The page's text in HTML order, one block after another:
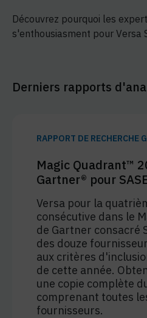
Découvrez pourquoi les
s'enthousiasment pour Versa
Derniers rapports
RAPPORT DE RECHERCHE
Magic Quadrant™
Gartner® pour
Versa pour la
consécutive dans le
de Gartner consacré
des douze
aux critères
de cette année.
une copie complète
comprenant toutes
fournisseurs.